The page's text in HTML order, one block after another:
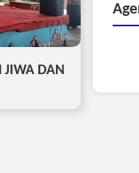
JIWA DAN